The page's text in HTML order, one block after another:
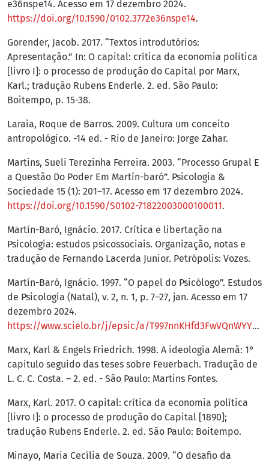
e36nspe14. Acesso em 17 dezembro 2024.
https://doi.org/10.1590/0102.3772e36nspe14.
Gorender, Jacob. 2017. “Textos introdutórios:
Apresentação.” In: O capital: crítica da economia política
[livro I]: o processo de produção do Capital por Marx,
Karl.; tradução Rubens Enderle. 2. ed. São Paulo:
Boitempo, p. 15-38.
Laraia, Roque de Barros. 2009. Cultura um conceito
antropológico. -14 ed. - Rio de Janeiro: Jorge Zahar.
Martins, Sueli Terezinha Ferreira. 2003. “Processo Grupal E
a Questão Do Poder Em Martín-baró”. Psicologia &
Sociedade 15 (1): 201–17. Acesso em 17 dezembro 2024.
https://doi.org/10.1590/S0102-71822003000100011.
Martín-Baró, Ignácio. 2017. Crítica e libertação na
Psicologia: estudos psicossociais. Organização, notas e
tradução de Fernando Lacerda Junior. Petrópolis: Vozes.
Martín-Baró, Ignácio. 1997. “O papel do Psicólogo”. Estudos
de Psicologia (Natal), v. 2, n. 1, p. 7–27, jan. Acesso em 17
dezembro 2024.
https://www.scielo.br/j/epsic/a/T997nnKHfd3FwVQnWYYGdqj/#
Marx, Karl & Engels Friedrich. 1998. A ideologia Alemã: 1°
capitulo seguido das teses sobre Feuerbach. Tradução de
L. C. C. Costa. – 2. ed. - São Paulo: Martins Fontes.
Marx, Karl. 2017. O capital: crítica da economia política
[livro I]: o processo de produção do Capital [1890];
tradução Rubens Enderle. 2. ed. São Paulo: Boitempo.
Minayo, Maria Cecília de Souza. 2009. “O desafio da